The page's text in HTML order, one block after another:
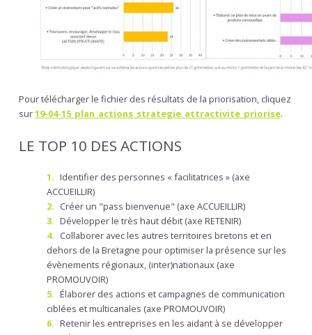
Pour télécharger le fichier des résultats de la priorisation, cliquez
sur19-04-15_plan_actions_strategie_attractivite_priorise.
LE TOP 10 DES ACTIONS
Identifier des personnes « facilitatrices » (axe
ACCUEILLIR)
Créer un "pass bienvenue" (axe ACCUEILLIR)
Développer le très haut débit (axe RETENIR)
Collaborer avec les autres territoires bretons et en
dehors de la Bretagne pour optimiser la présence sur les
évènements régionaux, (inter)nationaux (axe
PROMOUVOIR)
Élaborer des actions et campagnes de communication
ciblées et multicanales (axe PROMOUVOIR)
Retenir les entreprises en les aidant à se développer